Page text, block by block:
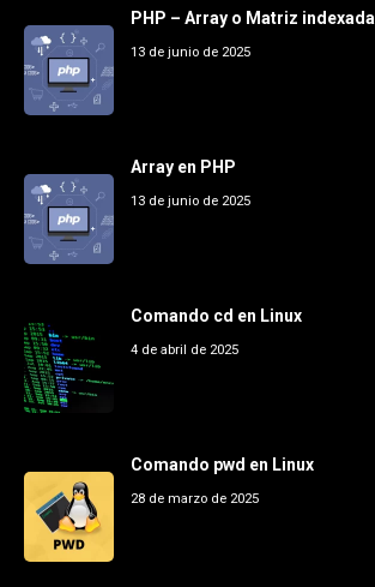
PHP – Array o Matriz indexada
13 de junio de 2025
Array en PHP
13 de junio de 2025
Comando cd en Linux
4 de abril de 2025
Comando pwd en Linux
28 de marzo de 2025